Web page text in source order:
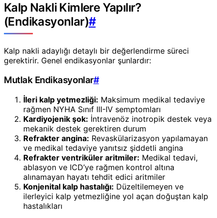
Kalp Nakli Kimlere Yapılır?
(Endikasyonlar)#
Kalp nakli adaylığı detaylı bir değerlendirme süreci
gerektirir. Genel endikasyonlar şunlardır:
Mutlak Endikasyonlar#
İleri kalp yetmezliği: Maksimum medikal tedaviye
rağmen NYHA Sınıf III-IV semptomları
Kardiyojenik şok: İntravenöz inotropik destek veya
mekanik destek gerektiren durum
Refrakter angina: Revaskülarizasyon yapılamayan
ve medikal tedaviye yanıtsız şiddetli angina
Refrakter ventriküler aritmiler: Medikal tedavi,
ablasyon ve ICD’ye rağmen kontrol altına
alınamayan hayatı tehdit edici aritmiler
Konjenital kalp hastalığı: Düzeltilemeyen ve
ilerleyici kalp yetmezliğine yol açan doğuştan kalp
hastalıkları